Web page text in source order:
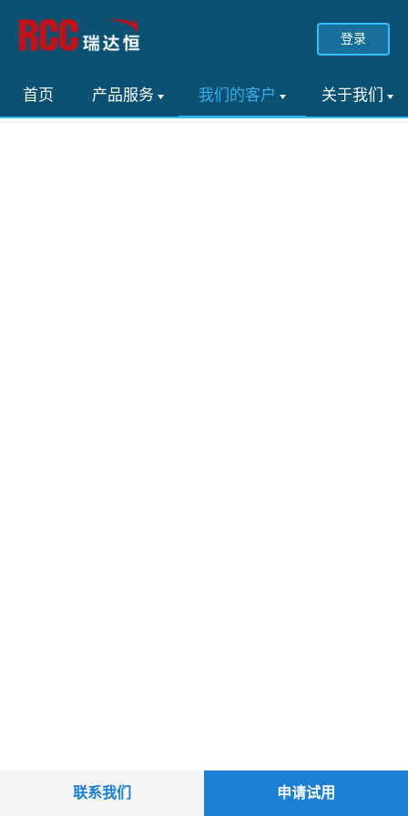
登录
首页 产品服务 我们的客户 关于我们
联系我们 申请试用